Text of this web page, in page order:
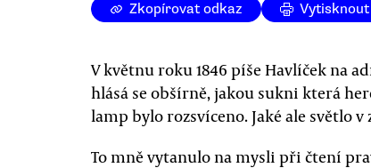
Zkopírovat odkaz Vytisknout
V květnu roku 1846 píše Havlíček na
hlásá se obšírně, jakou sukni která
lamp bylo rozsvíceno. Jaké ale světlo
To mně vytanulo na mysli při čtení